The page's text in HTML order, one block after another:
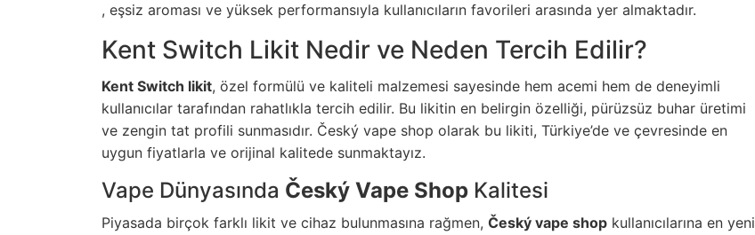
, eşsiz aroması ve yüksek performansıyla kullanıcıların favorileri arasında yer almaktadır.
Kent Switch Likit Nedir ve Neden Tercih Edilir?
Kent Switch likit, özel formülü ve kaliteli malzemesi sayesinde hem acemi hem de deneyimli
kullanıcılar tarafından rahatlıkla tercih edilir. Bu likitin en belirgin özelliği, pürüzsüz buhar üretimi
ve zengin tat profili sunmasıdır. Český vape shop olarak bu likiti, Türkiye’de ve çevresinde en
uygun fiyatlarla ve orijinal kalitede sunmaktayız.
Vape Dünyasında Český Vape Shop Kalitesi
Piyasada birçok farklı likit ve cihaz bulunmasına rağmen, Český vape shop kullanıcılarına en yeni